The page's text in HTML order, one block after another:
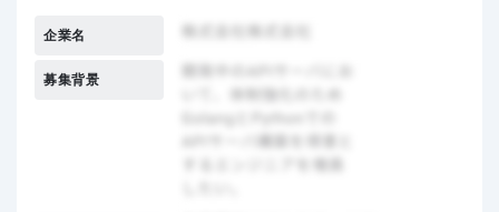
企業名
募集背景